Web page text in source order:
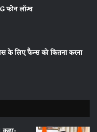
फोन लॉन्च
के लिए फैन्स को कितना करना